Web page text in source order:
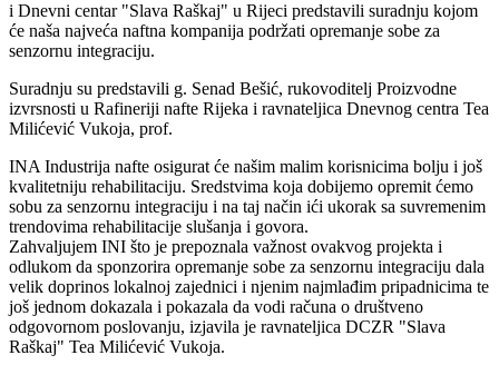
i Dnevni centar "Slava Raškaj" u Rijeci predstavili suradnju kojom
će naša najveća naftna kompanija podržati opremanje sobe za
senzornu integraciju.
Suradnju su predstavili g. Senad Bešić, rukovoditelj Proizvodne
izvrsnosti u Rafineriji nafte Rijeka i ravnateljica Dnevnog centra Tea
Milićević Vukoja, prof.
INA Industrija nafte osigurat će našim malim korisnicima bolju i još
kvalitetniju rehabilitaciju. Sredstvima koja dobijemo opremit ćemo
sobu za senzornu integraciju i na taj način ići ukorak sa suvremenim
trendovima rehabilitacije slušanja i govora.
Zahvaljujem INI što je prepoznala važnost ovakvog projekta i
odlukom da sponzorira opremanje sobe za senzornu integraciju dala
velik doprinos lokalnoj zajednici i njenim najmlađim pripadnicima te
još jednom dokazala i pokazala da vodi računa o društveno
odgovornom poslovanju, izjavila je ravnateljica DCZR "Slava
Raškaj" Tea Milićević Vukoja.